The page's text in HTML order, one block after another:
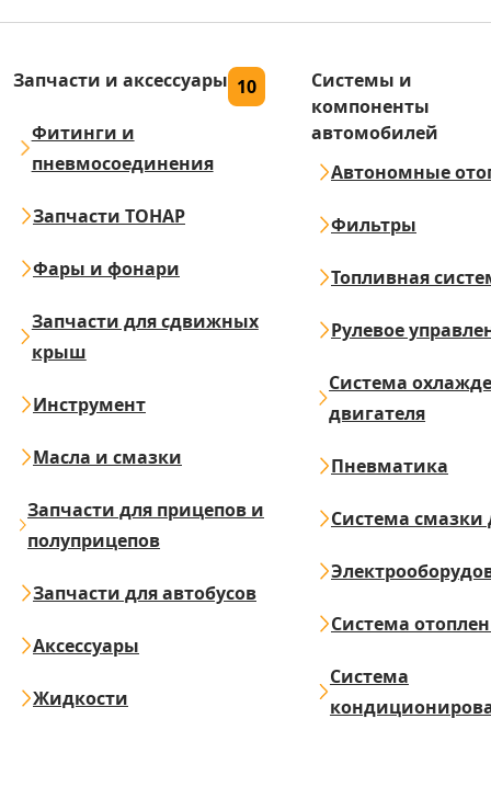
Запчасти и аксессуары 10
Фитинги и
пневмосоединения
Запчасти ТОНАР
Фары и фонари
Запчасти для сдвижных
крыш
Инструмент
Масла и смазки
Запчасти для прицепов и
полуприцепов
Запчасти для автобусов
Аксессуары
Жидкости
Системы и
компоненты
автомобилей
Автономные
Фильтры
Топливная
Рулевое
Система
двигателя
Пневматика
Система смазки
Система
Система